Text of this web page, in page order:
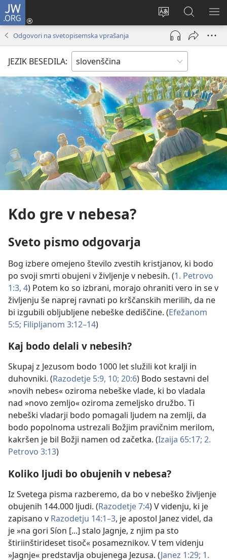
JW.ORG
Spremeni
jezik
spletnega
mesta
Prijava
(odpre
okno)
Iskanje
po
JW.ORG
Odgovori na svetopisemska vprašanja
JEZIK BESEDILA:
Kdo gre v nebesa?
Sveto pismo odgovarja
Bog izbere omejeno število zvestih kristjanov, ki bodo
po svoji smrti obujeni v življenje v nebesih. (1. Petrovo
1:3, 4) Potem ko so izbrani, morajo ohraniti vero in se v
življenju še naprej ravnati po krščanskih merilih, da ne
bi izgubili obljubljene nebeške dediščine. (Efežanom
5:5; Filipljanom 3:12–14)
Kaj bodo delali v nebesih?
Skupaj z Jezusom bodo 1000 let služili kot kralji in
duhovniki. (Razodetje 5:9, 10; 20:6) Bodo sestavni del
»novih nebes« oziroma nebeške vlade, ki bo vladala
nad »novo zemljo« oziroma zemeljsko družbo. Ti
nebeški vladarji bodo pomagali ljudem na zemlji, da
bodo popolnoma ustrezali Božjim pravičnim merilom,
kakršen je bil Božji namen od začetka. (Izaija 65:17; 2.
Petrovo 3:13)
Koliko ljudi bo obujenih v nebesa?
Iz Svetega pisma razberemo, da bo v nebeško življenje
obujenih 144.000 ljudi. (Razodetje 7:4) V videnju, ki je
zapisano v Razodetju 14:1–3, je apostol Janez videl, da
je »na gori Síon [...] stalo Jagnje, z njim pa sto
štiriinštirideset tisoč« posameznikov. V tem videnju
»Jagnje« predstavlja obujenega Jezusa. (Janez 1:29; 1.